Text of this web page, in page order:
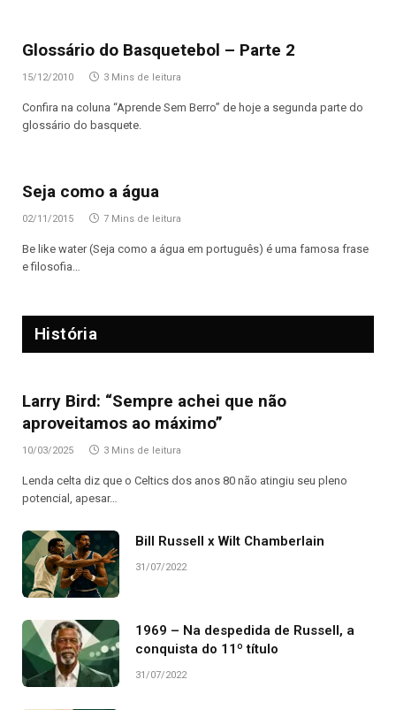
Glossário do Basquetebol – Parte 2
15/12/2010 3 Mins de leitura
Confira na coluna “Aprende Sem Berro” de hoje a segunda parte do
glossário do basquete.
Seja como a água
02/11/2015 7 Mins de leitura
Be like water (Seja como a água em português) é uma famosa frase
e filosofia…
História
Larry Bird: “Sempre achei que não
aproveitamos ao máximo”
10/03/2025 3 Mins de leitura
Lenda celta diz que o Celtics dos anos 80 não atingiu seu pleno
potencial, apesar…
Bill Russell x Wilt Chamberlain
31/07/2022
1969 – Na despedida de Russell, a
conquista do 11º título
31/07/2022